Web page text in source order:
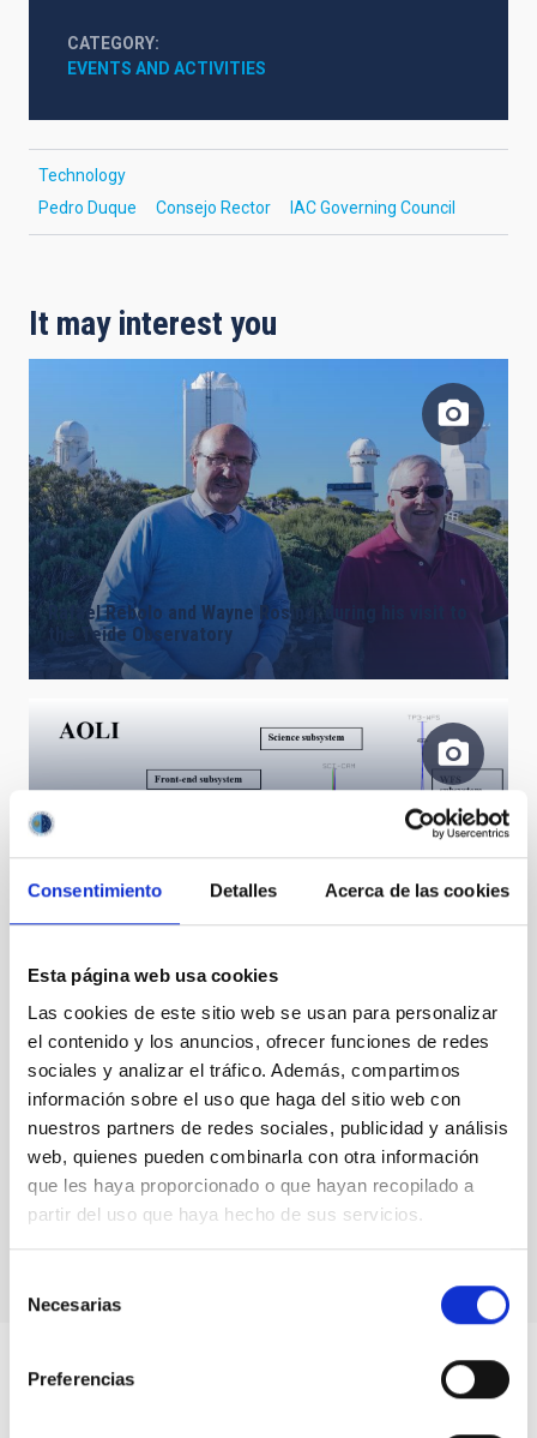
Consentimiento Detalles Acerca de las cookies
Esta página web usa cookies
Las cookies de este sitio web se usan para personalizar
el contenido y los anuncios, ofrecer funciones de redes
sociales y analizar el tráfico. Además, compartimos
información sobre el uso que haga del sitio web con
nuestros partners de redes sociales, publicidad y análisis
web, quienes pueden combinarla con otra información
que les haya proporcionado o que hayan recopilado a
partir del uso que haya hecho de sus servicios.
Necesarias
Preferencias
CATEGORY
EVENTS AND ACTIVITIES
Technology
Pedro Duque
Consejo Rector IAC Governing Council
It may interest you
Rafael Rebolo and Wayne Rosing, during his visit to
the Teide Observatory
AOLI
DESI petals